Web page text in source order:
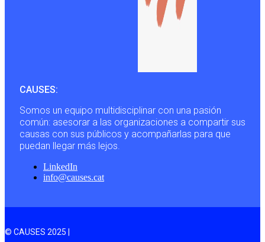
CAUSES:
Somos un equipo multidisciplinar con una pasión
común: asesorar a las organizaciones a compartir sus
causas con sus públicos y acompañarlas para que
puedan llegar más lejos.
LinkedIn
info@causes.cat
© CAUSES 2025 |